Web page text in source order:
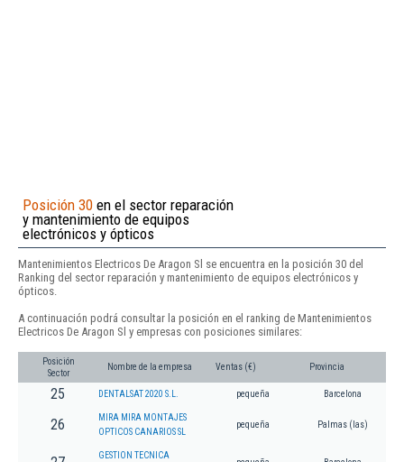
Posición 30 en el sector reparación
y mantenimiento de equipos
electrónicos y ópticos
Mantenimientos Electricos De Aragon Sl se encuentra en la posición 30 del
Ranking del sector reparación y mantenimiento de equipos electrónicos y
ópticos.
A continuación podrá consultar la posición en el ranking de Mantenimientos
Electricos De Aragon Sl y empresas con posiciones similares:
Posición
Sector
Nombre de la empresa Ventas (€) Provincia
25 DENTALSAT 2020 S.L. pequeña Barcelona
26
MIRA MIRA MONTAJES
OPTICOS CANARIOS SL
pequeña Palmas (las)
GESTION TECNICA